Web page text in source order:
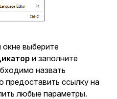
выберите
и заполните
назвать
ссылку на
любые параметры.